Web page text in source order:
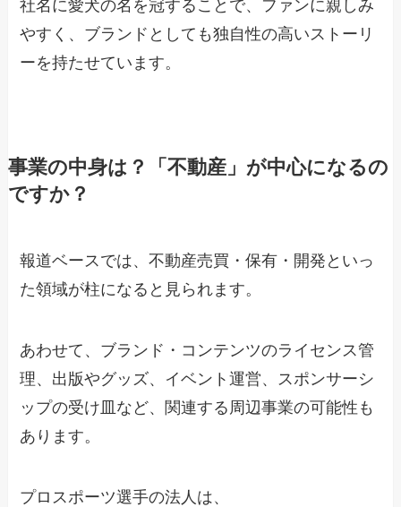
社名に愛犬の名を冠することで、ファンに親しみ
やすく、ブランドとしても独自性の高いストーリ
ーを持たせています。
事業の中身は？「不動産」が中心になるの
ですか？
報道ベースでは、不動産売買・保有・開発といっ
た領域が柱になると見られます。
あわせて、ブランド・コンテンツのライセンス管
理、出版やグッズ、イベント運営、スポンサーシ
ップの受け皿など、関連する周辺事業の可能性も
あります。
プロスポーツ選手の法人は、